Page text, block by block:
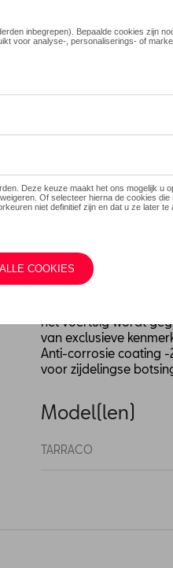
Dit product is
Opstapjes aan de
gemakkelijker is om
gemaakt van
afgesloten met
een zwarte
het voertuig wordt
van exclusieve
Anti-corrosie coating
voor zijdelingse
Model(len)
TARRACO